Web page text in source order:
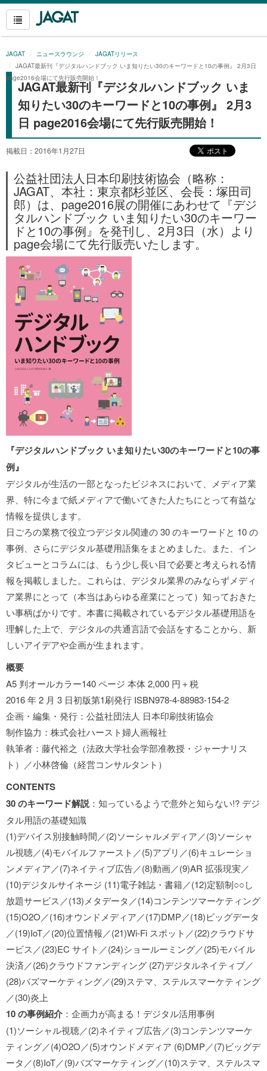
JAGAT ニュースラウンジ
JAGATリリース
JAGAT最新刊『デジタルハンドブック いま知りたい30のキーワードと10の事例』 2月3日
page2016会場にて先行販売開始！
JAGAT最新刊『デジタルハンドブック いま
知りたい30のキーワードと10の事例』 2月3
日 page2016会場にて先行販売開始！
掲載日：2016年1月27日
公益社団法人日本印刷技術協会（略称：
JAGAT、本社：東京都杉並区、会長：塚田司
郎）は、page2016展の開催にあわせて『デジ
タルハンドブック いま知りたい30のキーワー
ドと10の事例』を発刊し、2月3日（水）より
page会場にて先行販売いたします。
『デジタルハンドブック いま知りたい30のキーワードと10の事
例』
デジタルが生活の一部となったビジネスにおいて、メディア業
界、特に今まで紙メディアで働いてきた人たちにとって有益な
情報を提供します。
日ごろの業務で役立つデジタル関連の 30 のキーワードと 10 の
事例、さらにデジタル基礎用語集をまとめました。また、イン
タビューとコラムには、もう少し長い目で必要と考えられる情
報を掲載しました。これらは、デジタル業界のみならずメディ
ア業界にとって（本当はあらゆる産業にとって）知っておきた
い事柄ばかりです。本書に掲載されているデジタル基礎用語を
理解した上で、デジタルの共通言語で会話をすることから、新
しいアイデアや企画が生まれます。
概要
A5 判オールカラー140 ページ 本体 2,000 円＋税
2016 年 2 月 3 日初版第1刷発行 ISBN978-4-88983-154-2
企画・編集・発行：公益社団法人 日本印刷技術協会
制作協力：株式会社ハースト婦人画報社
執筆者：藤代裕之（法政大学社会学部准教授・ジャーナリス
ト）／小林啓倫（経営コンサルタント）
CONTENTS
30 のキーワード解説 ：知っているようで意外と知らない!? デジ
タル用語の基礎知識
(1)デバイス別接触時間／(2)ソーシャルメディア／(3)ソーシャ
ル視聴／(4)モバイルファースト／(5)アプリ／(6)キュレーショ
ンメディア／(7)ネイティブ広告／(8)動画／(9)AR 拡張現実／
(10)デジタルサイネージ (11)電子雑誌・書籍／(12)定額制○○し
放題サービス／(13)メタデータ／(14)コンテンツマーケティング
(15)O2O／(16)オウンドメディア／(17)DMP／(18)ビッグデータ
／(19)IoT／(20)位置情報／(21)Wi-Fi スポット／(22)クラウドサ
ービス／(23)EC サイト／(24)ショールーミング／(25)モバイル
決済／(26)クラウドファンディング (27)デジタルネイティブ／
(28)バズマーケティング／(29)ステマ、ステルスマーケティング
／(30)炎上
10 の事例紹介 ：企画力が高まる！デジタル活用事例
(1)ソーシャル視聴／(2)ネイティブ広告／(3)コンテンツマーケ
ティング／(4)O2O／(5)オウンドメディア (6)DMP／(7)ビッグデ
ータ／(8)IoT／(9)バズマーケティング／(10)ステマ、ステルスマ